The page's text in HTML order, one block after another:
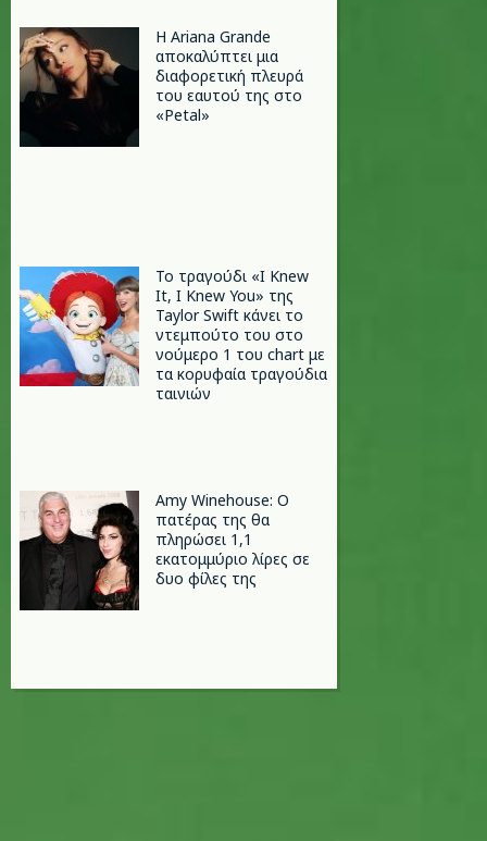
Η Ariana Grande
αποκαλύπτει μια
διαφορετική πλευρά
του εαυτού της στο
«Petal»
Το τραγούδι «I Knew
It, I Knew You» της
Taylor Swift κάνει το
ντεμπούτο του στο
νούμερο 1 του chart με
τα κορυφαία τραγούδια
ταινιών
Amy Winehouse: Ο
πατέρας της θα
πληρώσει 1,1
εκατομμύριο λίρες σε
δυο φίλες της